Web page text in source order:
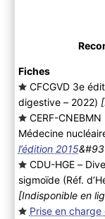
Fiches
CFCGVD 3e
digestive – 2022)
CERF-
Médecine
l’édition 2015&#93
CDU-HGE –
sigmoïde (Réf.
[Indisponible en
Prise en